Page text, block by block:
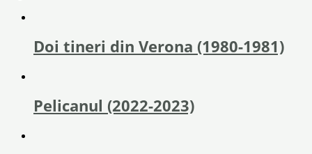
Doi tineri din Verona (1980-1981)
Pelicanul (2022-2023)